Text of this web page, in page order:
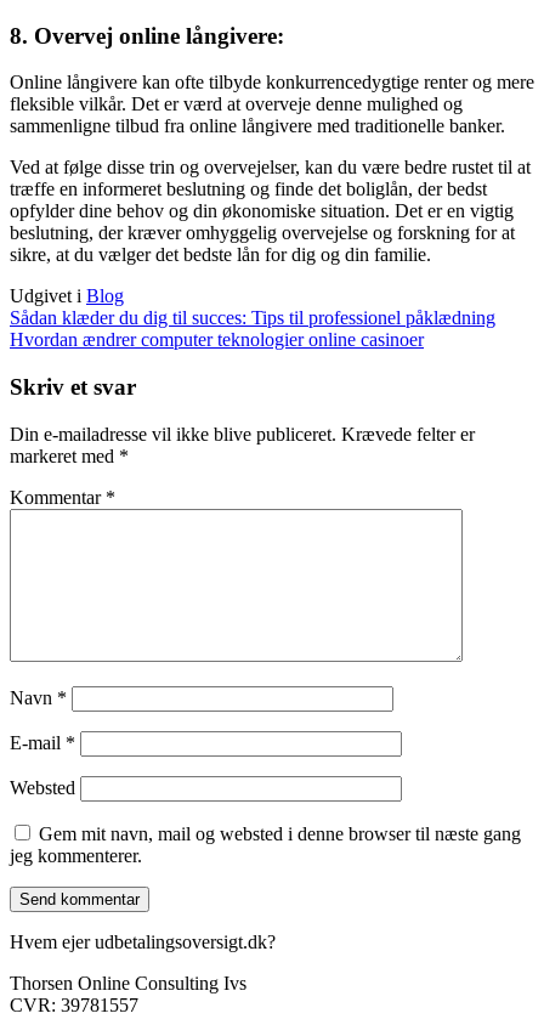
8. Overvej online långivere:
Online långivere kan ofte tilbyde konkurrencedygtige renter og mere
fleksible vilkår. Det er værd at overveje denne mulighed og
sammenligne tilbud fra online långivere med traditionelle banker.
Ved at følge disse trin og overvejelser, kan du være bedre rustet til at
træffe en informeret beslutning og finde det boliglån, der bedst
opfylder dine behov og din økonomiske situation. Det er en vigtig
beslutning, der kræver omhyggelig overvejelse og forskning for at
sikre, at du vælger det bedste lån for dig og din familie.
Udgivet i Blog
Indlægsnavigation
Sådan klæder du dig til succes: Tips til professionel påklædning
Hvordan ændrer computer teknologier online casinoer
Skriv et svar
Din e-mailadresse vil ikke blive publiceret. Krævede felter er
markeret med *
Kommentar *
Navn *
E-mail *
Websted
Gem mit navn, mail og websted i denne browser til næste gang
jeg kommenterer.
Hvem ejer udbetalingsoversigt.dk?
Thorsen Online Consulting Ivs
CVR: 39781557